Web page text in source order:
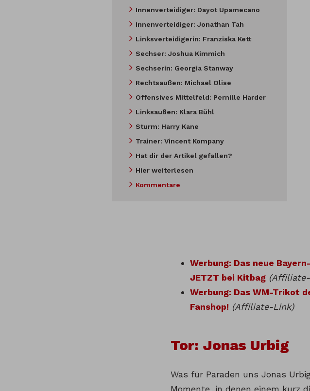
Innenverteidiger: Dayot Upamecano
Innenverteidiger: Jonathan Tah
Linksverteidigerin: Franziska Kett
Sechser: Joshua Kimmich
Sechserin: Georgia Stanway
Rechtsaußen: Michael Olise
Offensives Mittelfeld: Pernille Harder
Linksaußen: Klara Bühl
Sturm: Harry Kane
Trainer: Vincent Kompany
Hat dir der Artikel gefallen?
Hier weiterlesen
Kommentare
Werbung: Das neue
JETZT bei Kitbag
Werbung: Das WM-Trikot
Fanshop! (Affiliate-Link)
Tor: Jonas Urbig
Was für Paraden uns Jonas